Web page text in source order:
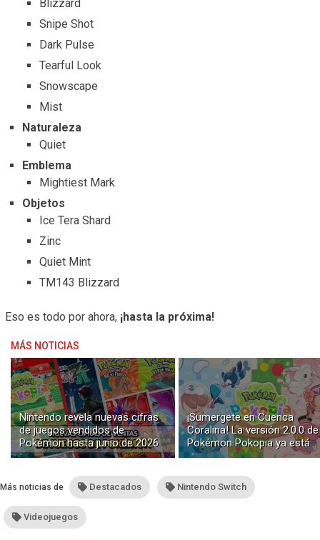
Blizzard
Snipe Shot
Dark Pulse
Tearful Look
Snowscape
Mist
Naturaleza
Quiet
Emblema
Mightiest Mark
Objetos
Ice Tera Shard
Zinc
Quiet Mint
TM143 Blizzard
Eso es todo por ahora, ¡hasta la próxima!
MÁS NOTICIAS
Nintendo revela nuevas cifras
de juegos vendidos de
Pokémon hasta junio de 2026
¡Sumergete en Cuenca
Coralina! La versión 2.0.0 de
Pokémon Pokopia ya está
disponible con buceo y
Más noticias de Destacados Nintendo Switch
Videojuegos